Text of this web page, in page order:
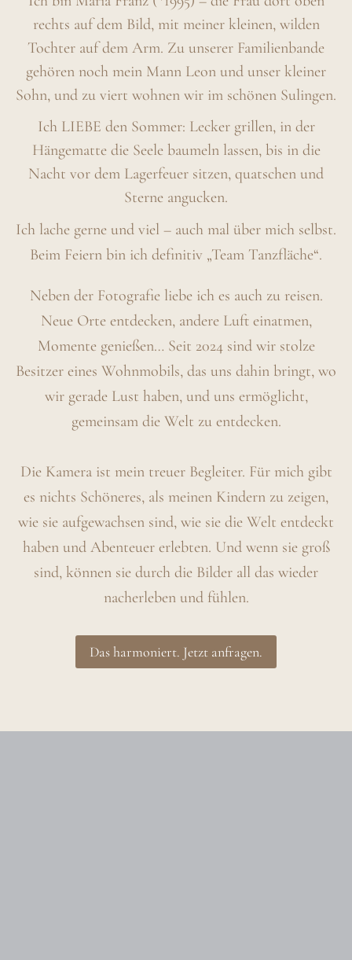
rechts auf dem Bild, mit meiner kleinen, wilden
Tochter auf dem Arm. Zu unserer Familienbande
gehören noch mein Mann Leon und unser kleiner
Sohn, und zu viert wohnen wir im schönen Sulingen.
Ich LIEBE den Sommer: Lecker grillen, in der
Hängematte die Seele baumeln lassen, bis in die
Nacht vor dem Lagerfeuer sitzen, quatschen und
Sterne angucken.
Ich lache gerne und viel – auch mal über mich selbst.
Beim Feiern bin ich definitiv „Team Tanzfläche“.
Neben der Fotografie liebe ich es auch zu reisen.
Neue Orte entdecken, andere Luft einatmen,
Momente genießen… Seit 2024 sind wir stolze
Besitzer eines Wohnmobils, das uns dahin bringt, wo
wir gerade Lust haben, und uns ermöglicht,
gemeinsam die Welt zu entdecken.
Die Kamera ist mein treuer Begleiter. Für mich gibt
es nichts Schöneres, als meinen Kindern zu zeigen,
wie sie aufgewachsen sind, wie sie die Welt entdeckt
haben und Abenteuer erlebten. Und wenn sie groß
sind, können sie durch die Bilder all das wieder
nacherleben und fühlen.
Das harmoniert. Jetzt anfragen.